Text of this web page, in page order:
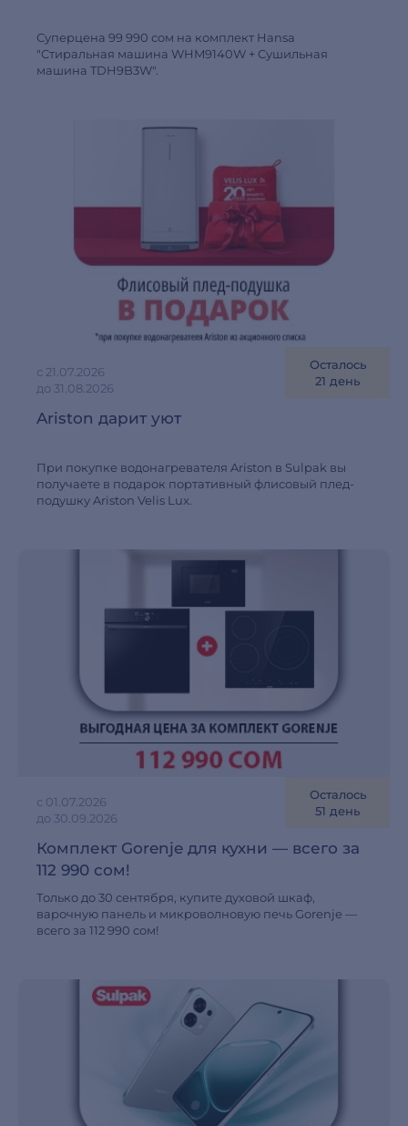
Суперцена 99 990 сом на комплект Hansa
"Cтиральная машина WHM9140W + Cушильная
машина TDH9B3W".
с 21.07.2026
до 31.08.2026
Осталось
21 день
Ariston дарит уют
При покупке водонагревателя Ariston в Sulpak вы
получаете в подарок портативный флисовый плед-
подушку Ariston Velis Lux.
с 01.07.2026
до 30.09.2026
Осталось
51 день
Комплект Gorenje для кухни — всего за
112 990 сом!
Только до 30 сентября, купите духовой шкаф,
варочную панель и микроволновую печь Gorenje —
всего за 112 990 сом!